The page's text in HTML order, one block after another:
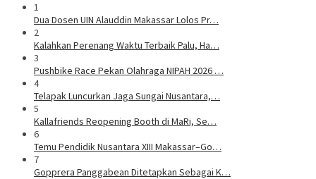
1
Dua Dosen UIN Alauddin Makassar Lolos Pr…
2
Kalahkan Perenang Waktu Terbaik Palu, Ha…
3
Pushbike Race Pekan Olahraga NIPAH 2026 …
4
Telapak Luncurkan Jaga Sungai Nusantara,…
5
Kallafriends Reopening Booth di MaRi, Se…
6
Temu Pendidik Nusantara XIII Makassar–Go…
7
Gopprera Panggabean Ditetapkan Sebagai K…